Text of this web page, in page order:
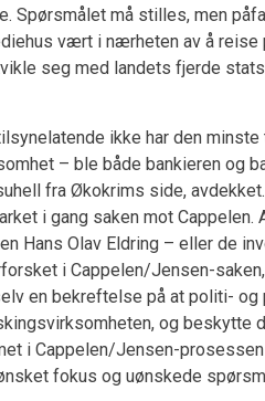
Spørsmålet må stilles, men
vært i nærheten av å
seg med landets fjerde
ikke har den
– ble både bankieren og
fra Økokrims side,
i gang saken mot Cappelen.
Hans Olav Eldring – eller de
i Cappelen/Jensen-
en bekreftelse på at politi- og
og beskytte
i Cappelen/Jensen-
fokus og uønskede